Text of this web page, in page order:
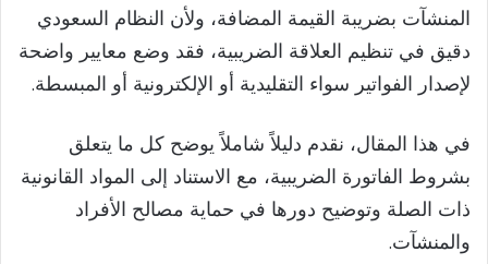
المنشآت بضريبة القيمة المضافة، ولأن النظام السعودي
دقيق في تنظيم العلاقة الضريبية، فقد وضع معايير واضحة
لإصدار الفواتير سواء التقليدية أو الإلكترونية أو المبسطة.
في هذا المقال، نقدم دليلاً شاملاً يوضح كل ما يتعلق
بشروط الفاتورة الضريبية، مع الاستناد إلى المواد القانونية
ذات الصلة وتوضيح دورها في حماية مصالح الأفراد
والمنشآت.